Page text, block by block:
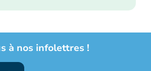
à nos infolettres !